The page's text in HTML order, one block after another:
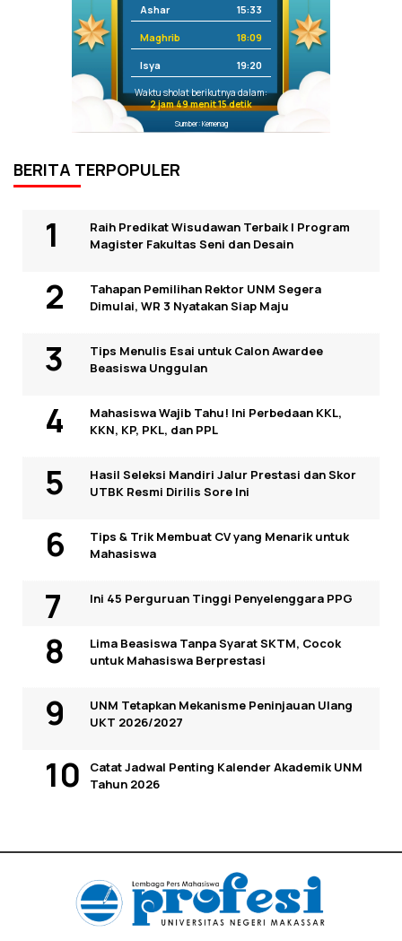
Ashar 15:33
Maghrib 18:09
Isya 19:20
Waktu sholat berikutnya dalam:
2 jam 49 menit 15 detik
Sumber: Kemenag
BERITA TERPOPULER
Raih Predikat Wisudawan Terbaik I Program
Magister Fakultas Seni dan Desain
Tahapan Pemilihan Rektor UNM Segera
Dimulai, WR 3 Nyatakan Siap Maju
Tips Menulis Esai untuk Calon Awardee
Beasiswa Unggulan
Mahasiswa Wajib Tahu! Ini Perbedaan KKL,
KKN, KP, PKL, dan PPL
Hasil Seleksi Mandiri Jalur Prestasi dan Skor
UTBK Resmi Dirilis Sore Ini
Tips & Trik Membuat CV yang Menarik untuk
Mahasiswa
Ini 45 Perguruan Tinggi Penyelenggara PPG
Lima Beasiswa Tanpa Syarat SKTM, Cocok
untuk Mahasiswa Berprestasi
UNM Tetapkan Mekanisme Peninjauan Ulang
UKT 2026/2027
Catat Jadwal Penting Kalender Akademik UNM
Tahun 2026